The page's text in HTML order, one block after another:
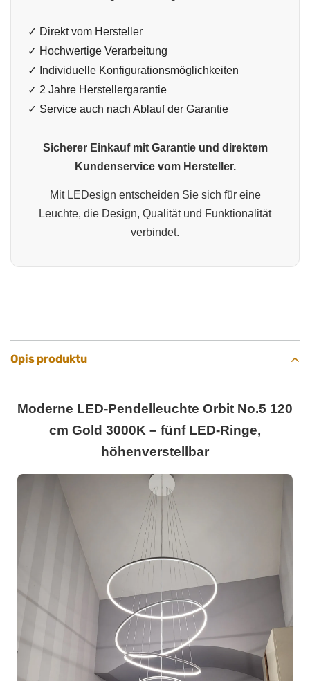
✓ Direkt vom Hersteller
✓ Hochwertige Verarbeitung
✓ Individuelle Konfigurationsmöglichkeiten
✓ 2 Jahre Herstellergarantie
✓ Service auch nach Ablauf der Garantie
Sicherer Einkauf mit Garantie und direktem
Kundenservice vom Hersteller.
Mit LEDesign entscheiden Sie sich für eine
Leuchte, die Design, Qualität und Funktionalität
verbindet.
Opis produktu
Moderne LED-Pendelleuchte Orbit No.5 120
cm Gold 3000K – fünf LED-Ringe,
höhenverstellbar